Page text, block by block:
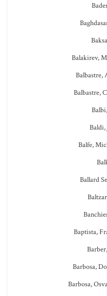
Balakirev,
Balbastre,
Balbastre,
Baldi,
Balfe,
Ballard
Baptista,
Barbosa,
Barbosa,